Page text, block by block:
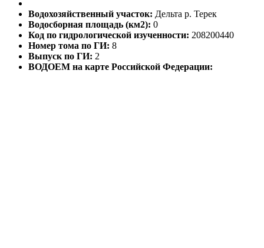
Водохозяйственный участок: Дельта р. Терек
Водосборная площадь (км2): 0
Код по гидрологической изученности: 208200440
Номер тома по ГИ: 8
Выпуск по ГИ: 2
ВОДОЕМ на карте Российской Федерации: